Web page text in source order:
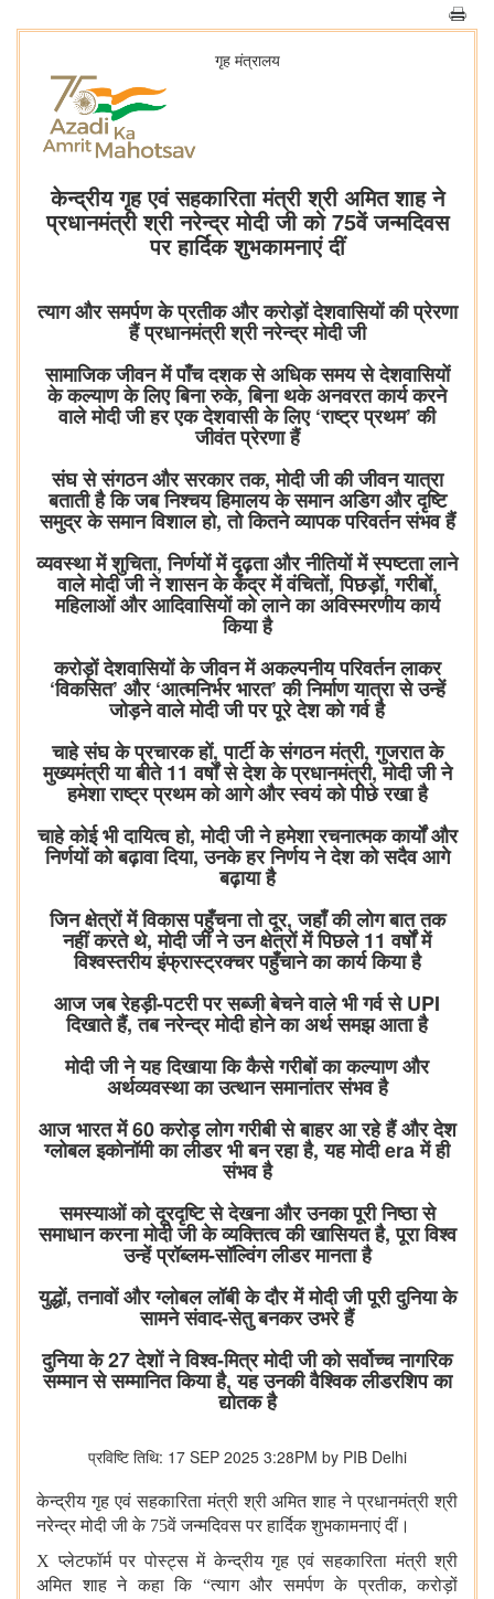
गृह मंत्रालय
केन्द्रीय गृह एवं सहकारिता मंत्री श्री अमित शाह ने
प्रधानमंत्री श्री नरेन्द्र मोदी जी को 75वें जन्मदिवस
पर हार्दिक शुभकामनाएं दीं
त्याग और समर्पण के प्रतीक और करोड़ों देशवासियों की प्रेरणा
हैं प्रधानमंत्री श्री नरेन्द्र मोदी जी
सामाजिक जीवन में पाँच दशक से अधिक समय से देशवासियों
के कल्याण के लिए बिना रुके, बिना थके अनवरत कार्य करने
वाले मोदी जी हर एक देशवासी के लिए ‘राष्ट्र प्रथम’ की
जीवंत प्रेरणा हैं
संघ से संगठन और सरकार तक, मोदी जी की जीवन यात्रा
बताती है कि जब निश्चय हिमालय के समान अडिग और दृष्टि
समुद्र के समान विशाल हो, तो कितने व्यापक परिवर्तन संभव हैं
व्यवस्था में शुचिता, निर्णयों में दृढ़ता और नीतियों में स्पष्टता लाने
वाले मोदी जी ने शासन के केंद्र में वंचितों, पिछड़ों, गरीबों,
महिलाओं और आदिवासियों को लाने का अविस्मरणीय कार्य
किया है
करोड़ों देशवासियों के जीवन में अकल्पनीय परिवर्तन लाकर
‘विकसित’ और ‘आत्मनिर्भर भारत’ की निर्माण यात्रा से उन्हें
जोड़ने वाले मोदी जी पर पूरे देश को गर्व है
चाहे संघ के प्रचारक हों, पार्टी के संगठन मंत्री, गुजरात के
मुख्यमंत्री या बीते 11 वर्षों से देश के प्रधानमंत्री, मोदी जी ने
हमेशा राष्ट्र प्रथम को आगे और स्वयं को पीछे रखा है
चाहे कोई भी दायित्व हो, मोदी जी ने हमेशा रचनात्मक कार्यों और
निर्णयों को बढ़ावा दिया, उनके हर निर्णय ने देश को सदैव आगे
बढ़ाया है
जिन क्षेत्रों में विकास पहुँचना तो दूर, जहाँ की लोग बात तक
नहीं करते थे, मोदी जी ने उन क्षेत्रों में पिछले 11 वर्षों में
विश्वस्तरीय इंफ्रास्ट्रक्चर पहुँचाने का कार्य किया है
आज जब रेहड़ी-पटरी पर सब्जी बेचने वाले भी गर्व से UPI
दिखाते हैं, तब नरेन्द्र मोदी होने का अर्थ समझ आता है
मोदी जी ने यह दिखाया कि कैसे गरीबों का कल्याण और
अर्थव्यवस्था का उत्थान समानांतर संभव है
आज भारत में 60 करोड़ लोग गरीबी से बाहर आ रहे हैं और देश
ग्लोबल इकोनॉमी का लीडर भी बन रहा है, यह मोदी era में ही
संभव है
समस्याओं को दूरदृष्टि से देखना और उनका पूरी निष्ठा से
समाधान करना मोदी जी के व्यक्तित्व की खासियत है, पूरा विश्व
उन्हें प्रॉब्लम-सॉल्विंग लीडर मानता है
युद्धों, तनावों और ग्लोबल लॉबी के दौर में मोदी जी पूरी दुनिया के
सामने संवाद-सेतु बनकर उभरे हैं
दुनिया के 27 देशों ने विश्व-मित्र मोदी जी को सर्वोच्च नागरिक
सम्मान से सम्मानित किया है, यह उनकी वैश्विक लीडरशिप का
द्योतक है
प्रविष्टि तिथि: 17 SEP 2025 3:28PM by PIB Delhi
केन्द्रीय गृह एवं सहकारिता मंत्री श्री अमित शाह ने प्रधानमंत्री श्री
नरेन्द्र मोदी जी के 75वें जन्मदिवस पर हार्दिक शुभकामनाएं दीं।
X प्लेटफॉर्म पर पोस्ट्स में केन्द्रीय गृह एवं सहकारिता मंत्री श्री
अमित शाह ने कहा कि “त्याग और समर्पण के प्रतीक, करोड़ों